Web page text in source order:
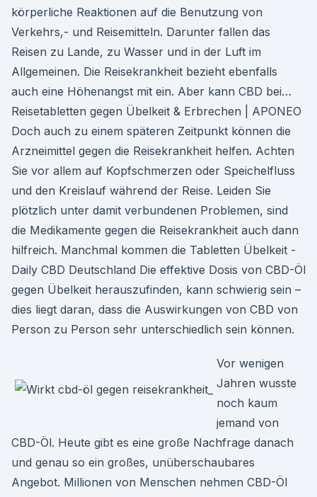
körperliche Reaktionen auf die Benutzung von
Verkehrs,- und Reisemitteln. Darunter fallen das
Reisen zu Lande, zu Wasser und in der Luft im
Allgemeinen. Die Reisekrankheit bezieht ebenfalls
auch eine Höhenangst mit ein. Aber kann CBD bei…
Reisetabletten gegen Übelkeit & Erbrechen | APONEO
Doch auch zu einem späteren Zeitpunkt können die
Arzneimittel gegen die Reisekrankheit helfen. Achten
Sie vor allem auf Kopfschmerzen oder Speichelfluss
und den Kreislauf während der Reise. Leiden Sie
plötzlich unter damit verbundenen Problemen, sind
die Medikamente gegen die Reisekrankheit auch dann
hilfreich. Manchmal kommen die Tabletten Übelkeit -
Daily CBD Deutschland Die effektive Dosis von CBD-Öl
gegen Übelkeit herauszufinden, kann schwierig sein –
dies liegt daran, dass die Auswirkungen von CBD von
Person zu Person sehr unterschiedlich sein können.
Vor wenigen
Jahren wusste
noch kaum
jemand von
CBD-Öl. Heute gibt es eine große Nachfrage danach
und genau so ein großes, unüberschaubares
Angebot. Millionen von Menschen nehmen CBD-Öl